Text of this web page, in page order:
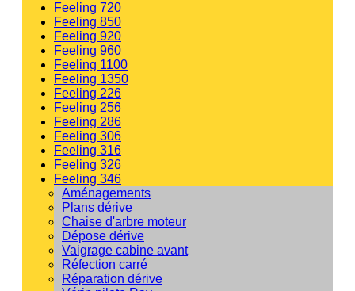
Feeling 720
Feeling 850
Feeling 920
Feeling 960
Feeling 1100
Feeling 1350
Feeling 226
Feeling 256
Feeling 286
Feeling 306
Feeling 316
Feeling 326
Feeling 346
Aménagements
Plans dérive
Chaise d'arbre moteur
Dépose dérive
Vaigrage cabine avant
Réfection carré
Réparation dérive